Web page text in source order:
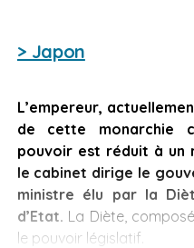
> Japon
L’empereur,
de cette monarchie
pouvoir est réduit à un
le cabinet dirige le
ministre élu par la
d’Etat. La Diète,
le pouvoir législatif.